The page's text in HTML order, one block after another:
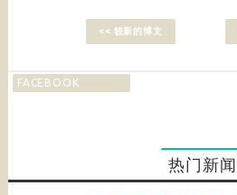
<< 较新的博文
FACEBOOK
热门新闻